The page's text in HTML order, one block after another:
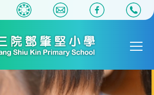
Main